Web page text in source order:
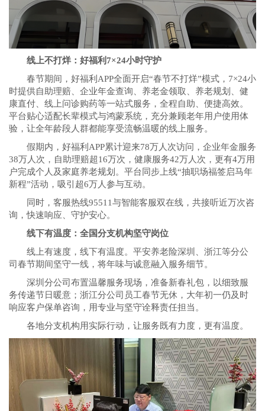
线上不打烊：好福利7×24小时守护
春节期间，好福利APP全面开启“春节不打烊”模式，7×24小
时提供自助理赔、企业年金查询、养老金领取、养老规划、健
康直付、线上问诊购药等一站式服务，全程自助、便捷高效。
平台贴心适配长辈模式与鸿蒙系统，充分兼顾老年用户使用体
验，让全年龄段人群都能享受流畅温暖的线上服务。
假期内，好福利APP累计迎来78万人次访问，企业年金服务
38万人次，自助理赔超16万次，健康服务42万人次，更有4万用
户完成个人及家庭养老规划。平台同步上线“抽职场福签启马年
新程”活动，吸引超6万人参与互动。
同时，客服热线95511与智能客服双在线，共接听近万次咨
询，快速响应、守护安心。
线下有温度：全国分支机构坚守岗位
线上有速度，线下有温度。平安养老险深圳、浙江等分公
司春节期间坚守一线，将年味与诚意融入服务细节。
深圳分公司布置温馨服务现场，准备新春礼包，以细致服
务传递节日暖意；浙江分公司员工春节无休，大年初一仍及时
响应客户保单咨询，用专业与坚守诠释责任担当。
各地分支机构用实际行动，让服务既有力度，更有温度。